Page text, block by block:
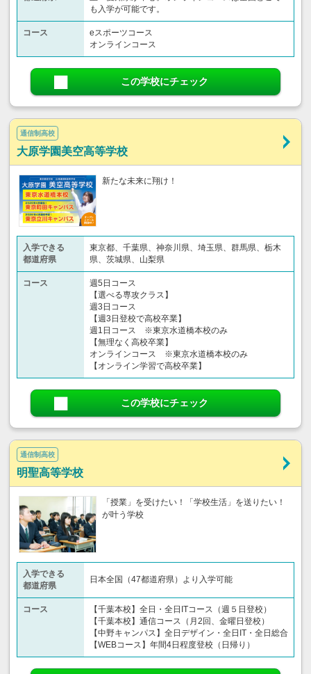
も入学が可能です。
コース
eスポーツコース
オンラインコース
この学校にチェック
通信制高校
大原学園美空高等学校
新たな未来に翔け！
入学できる
都道府県
東京都、千葉県、神奈川県、埼玉県、群馬県、栃木
県、茨城県、山梨県
コース
週5日コース
【選べる専攻クラス】
週3日コース
【週3日登校で高校卒業】
週1日コース ※東京水道橋本校のみ
【無理なく高校卒業】
オンラインコース ※東京水道橋本校のみ
【オンライン学習で高校卒業】
この学校にチェック
通信制高校
明聖高等学校
「授業」を受けたい！「学校生活」を送りたい！
が叶う学校
入学できる
都道府県
日本全国（47都道府県）より入学可能
コース
【千葉本校】全日・全日ITコース（週５日登校）
【千葉本校】通信コース（月2回、金曜日登校）
【中野キャンパス】全日デザイン・全日IT・全日総合
【WEBコース】年間4日程度登校（日帰り）